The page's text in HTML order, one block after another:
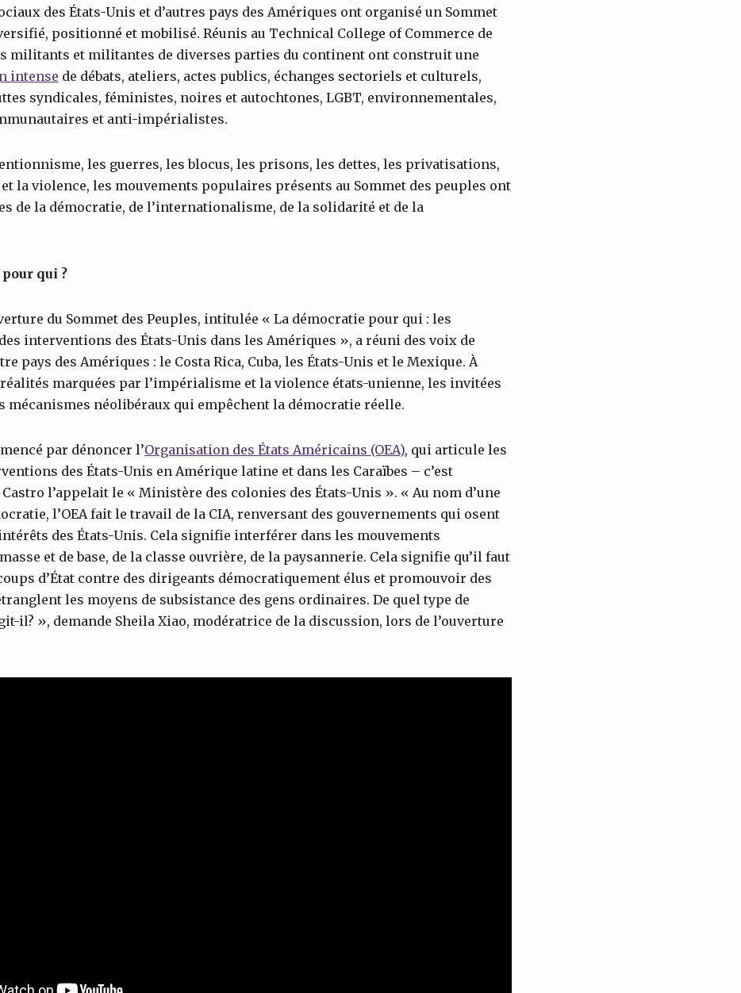
des États-Unis et d’autres pays des Amériques ont organisé un Sommet
positionné et mobilisé. Réunis au Technical College of Commerce de
militants et militantes de diverses parties du continent ont construit une
intense de débats, ateliers, actes publics, échanges sectoriels et culturels,
syndicales, féministes, noires et autochtones, LGBT, environnementales,
et anti-impérialistes.
les guerres, les blocus, les prisons, les dettes, les privatisations,
la violence, les mouvements populaires présents au Sommet des peuples ont
de la démocratie, de l’internationalisme, de la solidarité et de la
qui ?
du Sommet des Peuples, intitulée « La démocratie pour qui : les
interventions des États-Unis dans les Amériques », a réuni des voix de
pays des Amériques : le Costa Rica, Cuba, les États-Unis et le Mexique. À
marquées par l’impérialisme et la violence états-unienne, les invitées
mécanismes néolibéraux qui empêchent la démocratie réelle.
par dénoncer l’Organisation des États Américains (OEA), qui articule les
des États-Unis en Amérique latine et dans les Caraïbes – c’est
l’appelait le « Ministère des colonies des États-Unis ». « Au nom d’une
l’OEA fait le travail de la CIA, renversant des gouvernements qui osent
des États-Unis. Cela signifie interférer dans les mouvements
et de base, de la classe ouvrière, de la paysannerie. Cela signifie qu’il faut
d’État contre des dirigeants démocratiquement élus et promouvoir des
les moyens de subsistance des gens ordinaires. De quel type de
il? », demande Sheila Xiao, modératrice de la discussion, lors de l’ouverture